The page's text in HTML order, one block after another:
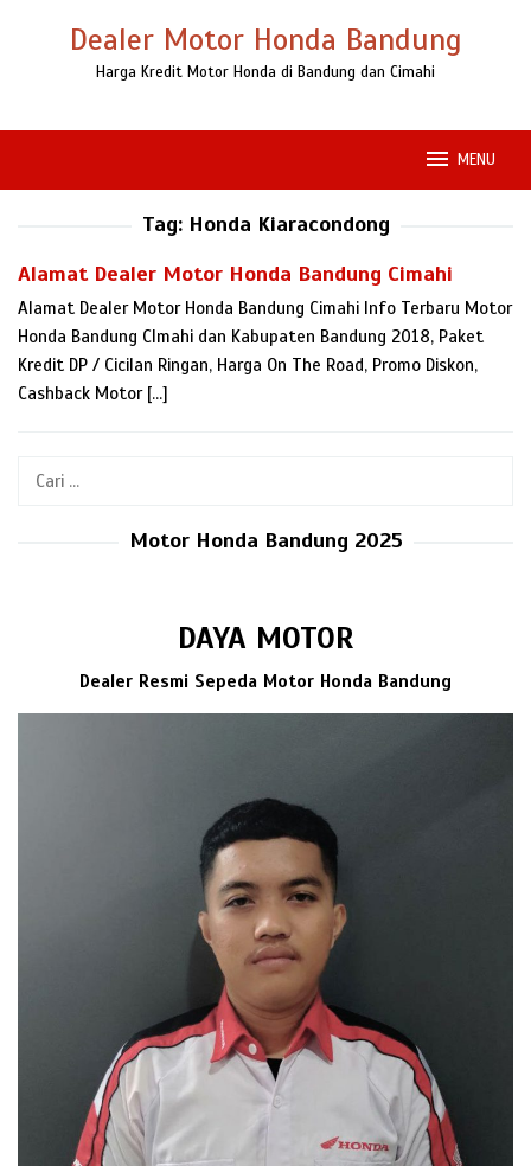
Dealer Motor Honda Bandung
Harga Kredit Motor Honda di Bandung dan Cimahi
MENU
Tag: Honda Kiaracondong
Alamat Dealer Motor Honda Bandung Cimahi
Alamat Dealer Motor Honda Bandung Cimahi Info Terbaru Motor
Honda Bandung CImahi dan Kabupaten Bandung 2018, Paket
Kredit DP / Cicilan Ringan, Harga On The Road, Promo Diskon,
Cashback Motor […]
Cari
Motor Honda Bandung 2025
DAYA MOTOR
Dealer Resmi Sepeda Motor Honda Bandung